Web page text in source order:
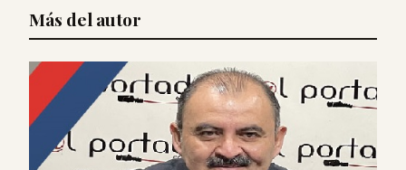
Más del autor